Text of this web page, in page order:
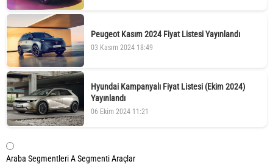
Peugeot Kasım 2024 Fiyat Listesi Yayınlandı
03 Kasım 2024 18:49
Hyundai Kampanyalı Fiyat Listesi (Ekim 2024)
Yayınlandı
06 Ekim 2024 11:21
Araba SegmentleriA Segmenti Araçlar